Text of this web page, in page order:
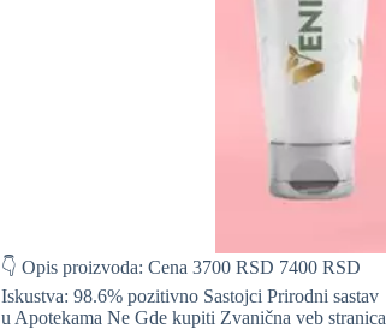
👇 Opis proizvoda: Cena 3700 RSD 7400 RSD
Iskustva: 98.6% pozitivno Sastojci Prirodni sastav
u Apotekama Ne Gde kupiti Zvanična veb stranica